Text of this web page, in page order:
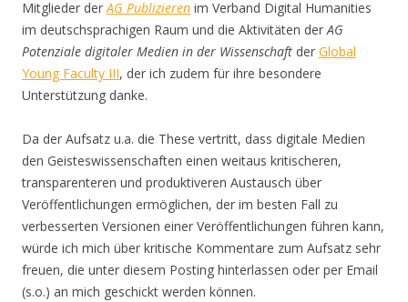
Mitglieder derAG Publizieren im Verband Digital Humanities
im deutschsprachigen Raum und die Aktivitäten derAG
Potenziale digitaler Medien in der Wissenschaft der Global
Young Faculty III, der ich zudem für ihre besondere
Unterstützung danke.
Da der Aufsatz u.a. die These vertritt, dass digitale Medien
den Geisteswissenschaften einen weitaus kritischeren,
transparenteren und produktiveren Austausch über
Veröffentlichungen ermöglichen, der im besten Fall zu
verbesserten Versionen einer Veröffentlichungen führen kann,
würde ich mich über kritische Kommentare zum Aufsatz sehr
freuen, die unter diesem Posting hinterlassen oder per Email
(s.o.) an mich geschickt werden können.